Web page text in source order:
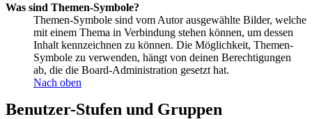
Was sind Themen-Symbole?
Themen-Symbole sind vom Autor ausgewählte Bilder, welche
mit einem Thema in Verbindung stehen können, um dessen
Inhalt kennzeichnen zu können. Die Möglichkeit, Themen-
Symbole zu verwenden, hängt von deinen Berechtigungen
ab, die die Board-Administration gesetzt hat.
Nach oben
Benutzer-Stufen und Gruppen